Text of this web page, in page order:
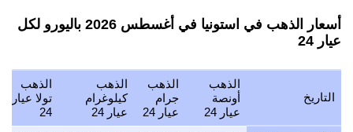
أسعار الذهب في استونيا في أغسطس 2026 باليورو لكل
عيار 24
التاريخ
الذهب
أونصة
عيار 24
الذهب
جرام
عيار 24
الذهب
كيلوغرام
عيار 24
الذهب
تولا عيار
24